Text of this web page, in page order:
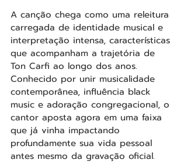
A canção chega como uma releitura
carregada de identidade musical e
interpretação intensa, características
que acompanham a trajetória de
Ton Carfi ao longo dos anos.
Conhecido por unir musicalidade
contemporânea, influência black
music e adoração congregacional, o
cantor aposta agora em uma faixa
que já vinha impactando
profundamente sua vida pessoal
antes mesmo da gravação oficial.